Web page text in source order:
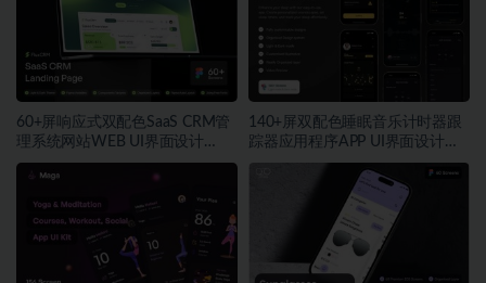
60+屏响应式双配色SaaS CRM管
理系统网站WEB UI界面设计
Figma模板套件
140+屏双配色睡眠音乐计时器跟
踪器应用程序APP UI界面设计
Figma模板